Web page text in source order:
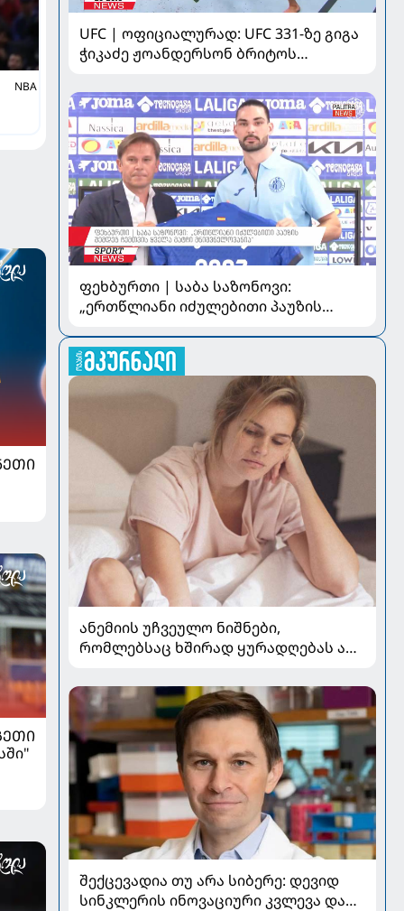
NBA
UFC | ოფიციალურად: UFC 331-ზე გიგა
ჭიკაძე ჟოანდერსონ ბრიტოს
ფეხბურთი | საბა საზონოვი:
„ერთწლიანი იძულებითი პაუზის
მნიშვნელოვანია“
ანემიის უჩვეულო ნიშნები,
რომლებსაც ხშირად ყურადღებას არ
შექცევადია თუ არა სიბერე: დევიდ
სინკლერის ინოვაციური კვლევა და